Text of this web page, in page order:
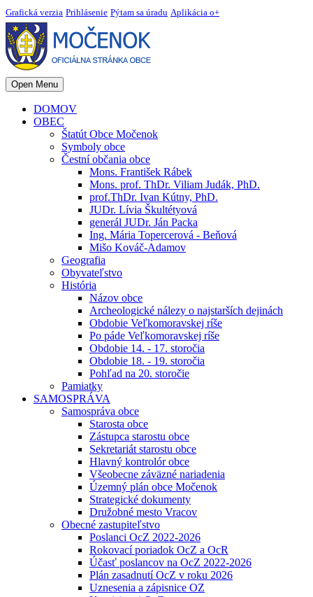
Grafická verzia Prihlásenie Pýtam sa úradu Aplikácia o+
Open Menu
DOMOV
OBEC
Štatút Obce Močenok
Symboly obce
Čestní občania obce
Mons. František Rábek
Mons. prof. ThDr. Viliam Judák, PhD.
prof.ThDr. Ivan Kútny, PhD.
JUDr. Lívia Škultétyová
generál JUDr. Ján Packa
Ing. Mária Topercerová - Beňová
Mišo Kováč-Adamov
Geografia
Obyvateľstvo
História
Názov obce
Archeologické nálezy o najstarších dejinách
Obdobie Veľkomoravskej ríše
Po páde Veľkomoravskej ríše
Obdobie 14. - 17. storočia
Obdobie 18. - 19. storočia
Pohľad na 20. storočie
Pamiatky
SAMOSPRÁVA
Samospráva obce
Starosta obce
Zástupca starostu obce
Sekretariát starostu obce
Hlavný kontrolór obce
Všeobecne záväzné nariadenia
Územný plán obce Močenok
Strategické dokumenty
Družobné mesto Vracov
Obecné zastupiteľstvo
Poslanci OcZ 2022-2026
Rokovací poriadok OcZ a OcR
Účasť poslancov na OcZ 2022-2026
Plán zasadnutí OcZ v roku 2026
Uznesenia a zápisnice OZ